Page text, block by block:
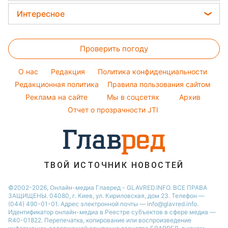
Настя Каменских
Виталий Козловский
Потап
Все о сале
Цены на продукты
Окрашивание волос
Красивый маникюр
Модные ошибки
Советы от Андре Тана
Новости Харькова
Новости Полтавы
Новости Львова
Новости Сум
Новости Днепра
Новости Черкассы
Новости Тернополя
Новости Житомира
Новости Запорожья
Интересное
Тесты по картинке
Оптические иллюзии
Народные приметы
Все о шоу-бизнесе
Проверить погоду
O нас Редакция
Политика конфиденциальности
Редакционная политика
Правила пользования сайтом
Реклама на сайте
Мы в соцсетях
Архив
Отчет о прозрачности JTI
ТВОЙ ИСТОЧНИК НОВОСТЕЙ
©2002-2026, Онлайн-медиа Главред - GLAVRED.INFO. ВСЕ ПРАВА
ЗАЩИЩЕНЫ. 04080, г. Киев, ул. Кириловская, дом 23. Телефон —
(044) 490-01-01. Адрес электронной почты — info@glavred.info.
Идентификатор онлайн-медиа в Реестре cубъектов в сфере медиа —
R40-01822. Перепечатка, копирование или воспроизведение